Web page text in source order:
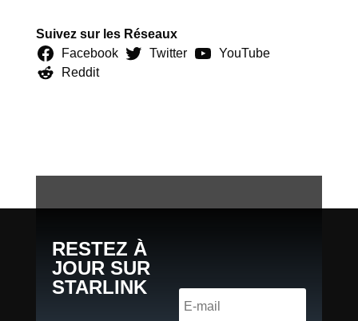
Suivez sur les Réseaux
Facebook
Twitter
YouTube
Reddit
RESTEZ À
JOUR SUR
STARLINK